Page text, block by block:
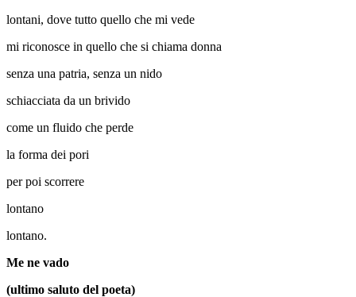
lontani, dove tutto quello che mi vede
mi riconosce in quello che si chiama donna
senza una patria, senza un nido
schiacciata da un brivido
come un fluido che perde
la forma dei pori
per poi scorrere
lontano
lontano.
Me ne vado
(ultimo saluto del poeta)